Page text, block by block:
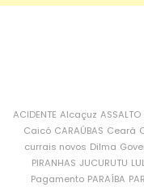
ACIDENTE Alcaçuz ASSALTO
Caicó CARAÚBAS Ceará
currais novos Dilma
PIRANHAS JUCURUTU
Pagamento PARAÍBA